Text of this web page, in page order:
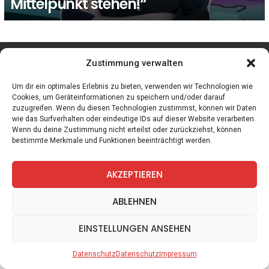
Zustimmung verwalten
Um dir ein optimales Erlebnis zu bieten, verwenden wir Technologien wie
Cookies, um Geräteinformationen zu speichern und/oder darauf
zuzugreifen. Wenn du diesen Technologien zustimmst, können wir Daten
wie das Surfverhalten oder eindeutige IDs auf dieser Website verarbeiten.
Wenn du deine Zustimmung nicht erteilst oder zurückziehst, können
bestimmte Merkmale und Funktionen beeinträchtigt werden.
AKZEPTIEREN
ABLEHNEN
EINSTELLUNGEN ANSEHEN
DatenschutzDatenschutzImpressum
facebook instagram
Spiele Zitate Kontakt Datenschutz Impressum